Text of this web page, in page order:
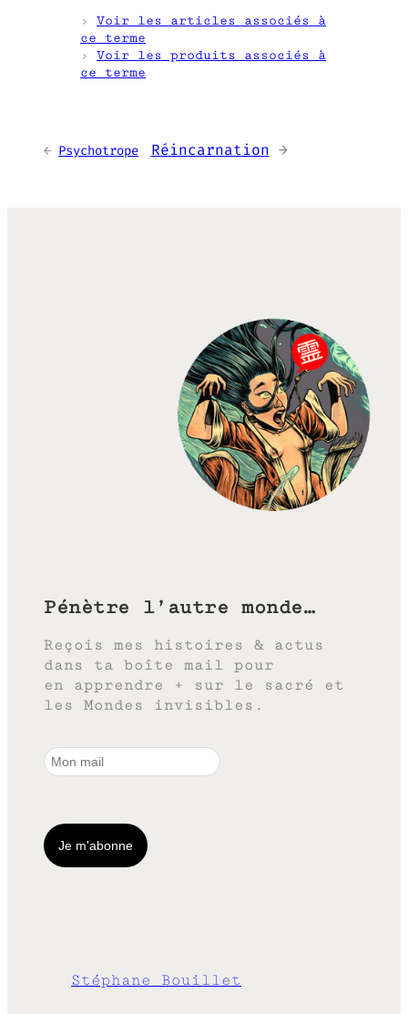
› Voir les articles associés à
ce terme
› Voir les produits associés à
ce terme
← Psychotrope Réincarnation →
Pénètre l’autre monde…
Reçois mes histoires & actus
dans ta boîte mail pour
en apprendre + sur le sacré et
les Mondes invisibles.
Stéphane Bouillet